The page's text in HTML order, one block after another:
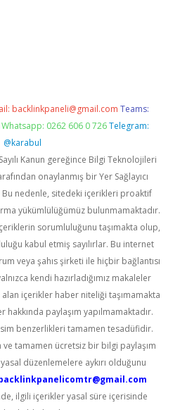
backlinkpaneli@gmail.com Teams:
Whatsapp: 0262 606 0 726 Telegram:
@karabul
Kanun gereğince Bilgi Teknolojileri
onaylanmış bir Yer Sağlayıcı
nedenle, sitedeki içerikleri proaktif
yükümlülüğümüz bulunmamaktadır.
sorumluluğunu taşımakta olup,
kabul etmiş sayılırlar. Bu internet
veya şahıs şirketi ile hiçbir bağlantısı
kendi hazırladığımız makaleler
içerikler haber niteliği taşımamakta
paylaşım yapılmamaktadır.
benzerlikleri tamamen tesadüfidir.
ve tamamen ücretsiz bir bilgi paylaşım
düzenlemelere aykırı olduğunu
ilgili içerikler yasal süre içerisinde